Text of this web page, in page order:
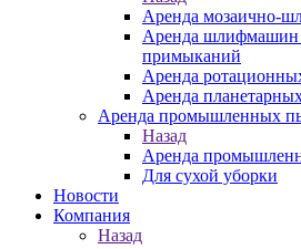
Аренда мозаично-
Аренда шлифмашин
примыканий
Аренда
Аренда
Аренда промышленных
Назад
Аренда
Для сухой уборки
Новости
Компания
Назад